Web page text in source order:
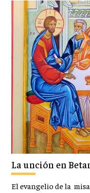
La unción en
El evangelio de la